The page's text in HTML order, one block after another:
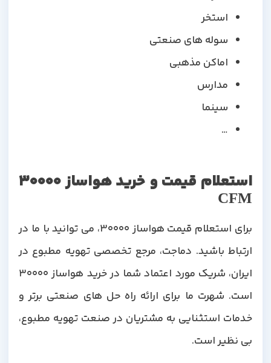
استخر
سوله های صنعتی
اماکن مذهبی
مدارس
سینما
…
استعلام قیمت و خرید هواساز 30000
CFM
برای استعلام قیمت هواساز 30000، می توانید با ما در
ارتباط باشید. دماجت، مرجع تخصصی تهویه مطبوع در
ایران، شریک مورد اعتماد شما در خرید هواساز 30000
است. شهرت ما برای ارائه راه حل های صنعتی برتر و
خدمات استثنایی به مشتریان در صنعت تهویه مطبوع،
بی نظیر است.